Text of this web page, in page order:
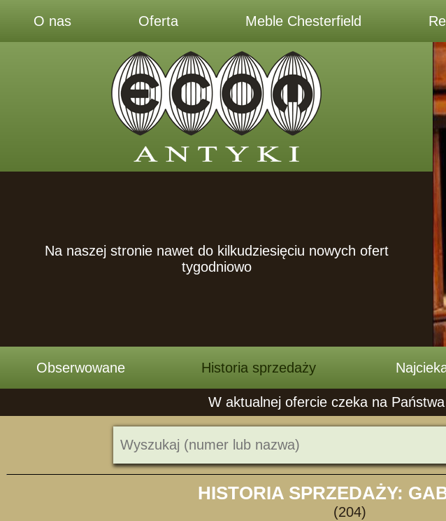
O nas Oferta Meble Chesterfield
Na naszej stronie nawet do kilkudziesięciu nowych ofert
tygodniowo
Obserwowane Historia sprzedaży
W aktualnej ofercie czeka na
HISTORIA SPRZEDAŻY:
(204)